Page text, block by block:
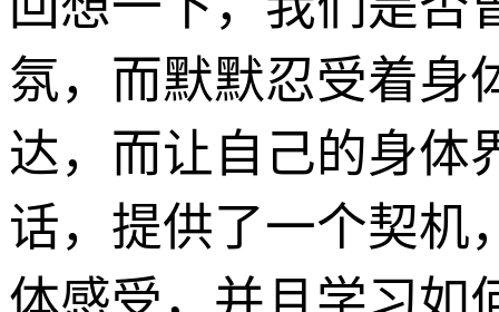
氛，而默默忍受着身
达，而让自己的身体
话，提供了一个契机